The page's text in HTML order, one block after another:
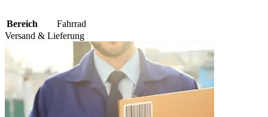
Bereich
Fahrrad
Versand & Lieferung